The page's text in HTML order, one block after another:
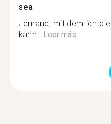
sea
Jemand, mit dem ich
kann...Leer más